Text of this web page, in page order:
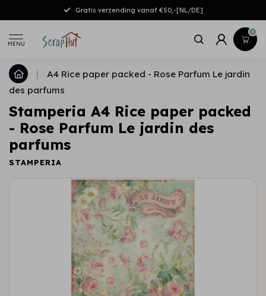
Gratis verzending vanaf €50,-[NL/DE]
MENU
0
|
A4 Rice paper packed - Rose Parfum Le jardin
des parfums
Stamperia A4 Rice paper packed
- Rose Parfum Le jardin des
parfums
STAMPERIA